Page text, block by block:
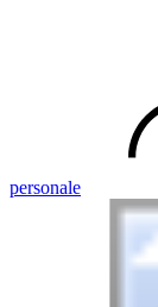
personale